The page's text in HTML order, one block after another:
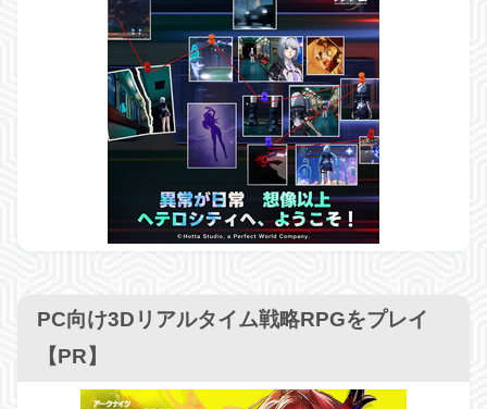
PC向け3Dリアルタイム戦略RPGをプレイ
【PR】